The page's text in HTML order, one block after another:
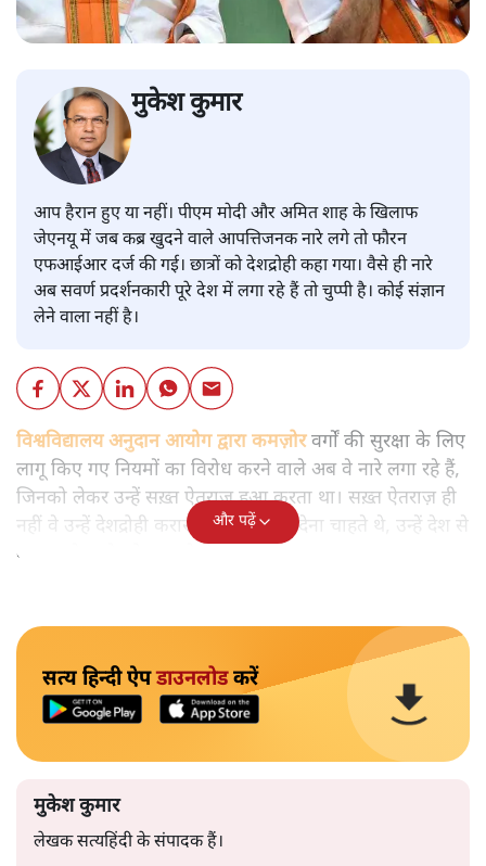
मुकेश कुमार
आप हैरान हुए या नहीं। पीएम मोदी और अमित शाह के खिलाफ
जेएनयू में जब कब्र खुदने वाले आपत्तिजनक नारे लगे तो फौरन
एफआईआर दर्ज की गई। छात्रों को देशद्रोही कहा गया। वैसे ही नारे
अब सवर्ण प्रदर्शनकारी पूरे देश में लगा रहे हैं तो चुप्पी है। कोई संज्ञान
लेने वाला नहीं है।
विश्वविद्यालय अनुदान आयोग द्वारा कमज़ोरवर्गों की सुरक्षा के लिए
लागू किए गए नियमों का विरोध करने वाले अब वे नारे लगा रहे हैं,
जिनको लेकर उन्हें सख़्त ऐतराज़ हुआ करता था। सख़्त ऐतराज़ ही
नहीं वे उन्हें देशद्रोही करार देकर जेल भेज देना चाहते थे, उन्हें देश से
बाहर चले जाने को कह रहे थे।
और पढ़ें
सत्य हिन्दी ऐपडाउनलोडकरें
मुकेश कुमार
लेखक सत्यहिंदी के संपादक हैं।